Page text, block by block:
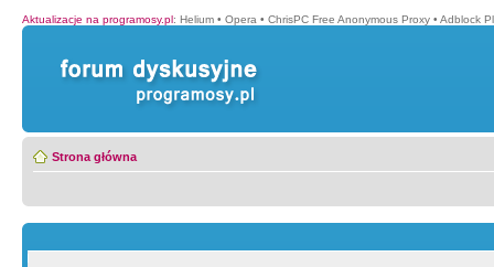
Aktualizacje na programosy.pl: Helium • Opera • ChrisPC Free Anonymous Proxy • Adblock
Strona główna